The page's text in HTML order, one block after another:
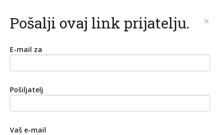
Pošalji ovaj link prijatelju. ×
E-mail za
Pošiljatelj
Vaš e-mail